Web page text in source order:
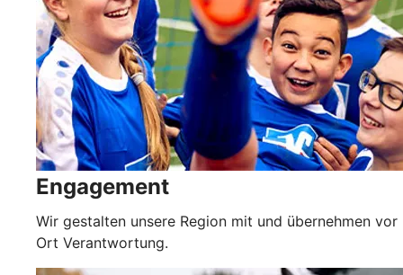
Engagement
Wir gestalten unsere Region mit und übernehmen vor
Ort Verantwortung.